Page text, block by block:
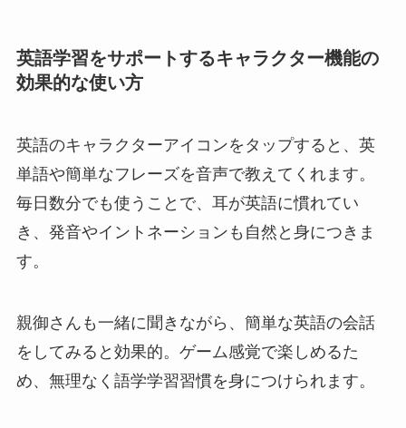
英語学習をサポートするキャラクター機能の
効果的な使い方
英語のキャラクターアイコンをタップすると、英
単語や簡単なフレーズを音声で教えてくれます。
毎日数分でも使うことで、耳が英語に慣れてい
き、発音やイントネーションも自然と身につきま
す。
親御さんも一緒に聞きながら、簡単な英語の会話
をしてみると効果的。ゲーム感覚で楽しめるた
め、無理なく語学学習習慣を身につけられます。